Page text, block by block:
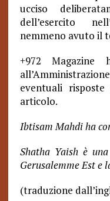
ucciso
dell’esercito
nemmeno avuto il
+972 Magazine
eventuali
articolo.
Ibtisam Mahdi ha
Shatha Yaish è
Gerusalemme Est e
(traduzione